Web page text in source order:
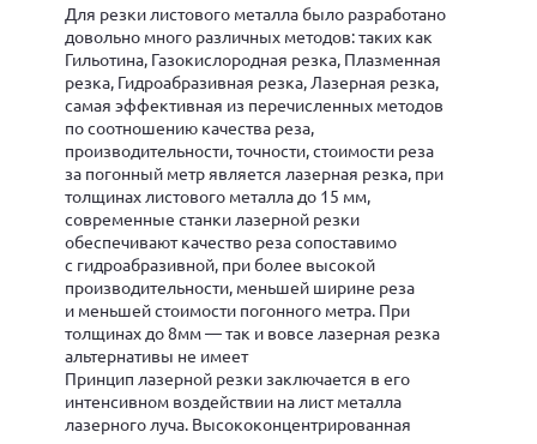
Для резки листового металла было разработано
довольно много различных методов: таких как
Гильотина, Газокислородная резка, Плазменная
резка, Гидроабразивная резка, Лазерная резка,
самая эффективная из перечисленных методов
по соотношению качества реза,
производительности, точности, стоимости реза
за погонный метр является лазерная резка, при
толщинах листового металла до 15 мм,
современные станки лазерной резки
обеспечивают качество реза сопоставимо
с гидроабразивной, при более высокой
производительности, меньшей ширине реза
и меньшей стоимости погонного метра. При
толщинах до 8мм — так и вовсе лазерная резка
альтернативы не имеет
Принцип лазерной резки заключается в его
интенсивном воздействии на лист металла
лазерного луча. Высококонцентрированная